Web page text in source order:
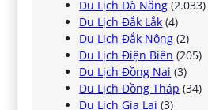
Du Lịch Đà Nẵng (2.033)
Du Lịch Đắk Lắk (4)
Du Lịch Đắk Nông (2)
Du Lịch Điện Biên (205)
Du Lịch Đồng Nai (3)
Du Lịch Đồng Tháp (34)
Du Lịch Gia Lai (3)